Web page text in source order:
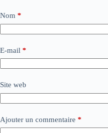
Nom *
E-mail *
Site web
Ajouter un commentaire *